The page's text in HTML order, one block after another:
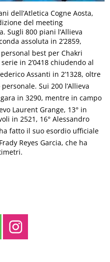
dell’Atletica Cogne Aosta,
del meeting
Sugli 800 piani l’Allieva
assoluta in 2’2859,
best per Chakri
in 2’0418 chiudendo al
Assanti in 2’1328, oltre
Sui 200 l’Allieva
in 3290, mentre in campo
Laurent Grange, 13° in
in 2521, 16° Alessandro
fatto il suo esordio ufficiale
Reyes Garcia, che ha